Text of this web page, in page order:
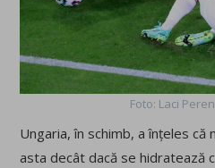
Foto: Laci
Ungaria, în schimb, a înțeles
asta decât dacă se hidratează